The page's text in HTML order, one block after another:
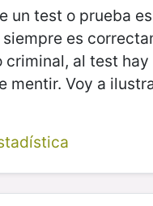
un test o prueba
es
al test
mentir. Voy a